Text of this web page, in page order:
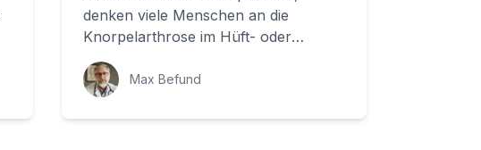
denken viele Menschen an die
Knorpelarthrose im Hüft- oder
Kniegelenk. Aber es gibt auch eine
andere Form der Arthrose,...
Max Befund